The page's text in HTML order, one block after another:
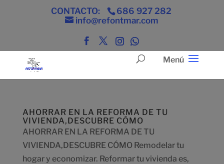
CONTACTO:
686 927 282
info@refontmar.com
AHORRAR EN LA REFORMA DE TU
VIVIENDA,DESCUBRE CÓMO
AHORRAR EN LA REFORMA DE TU
VIVIENDA,DESCUBRE CÓMO Remodelar tu
hogar y economizar. Reformar tu vivienda es,